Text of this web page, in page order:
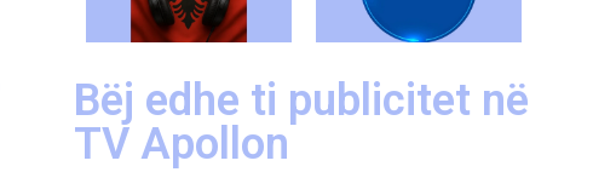
Bëj edhe ti publicitet në
TV Apollon